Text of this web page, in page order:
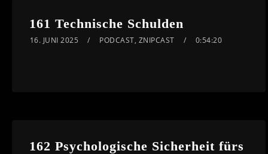
161 Technische Schulden
16. JUNI 2025 PODCAST, ZNIPCAST 0:54:20
162 Psychologische Sicherheit fürs